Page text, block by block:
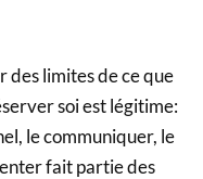
des limites de ce que
soi est légitime:
le communiquer, le
fait partie des